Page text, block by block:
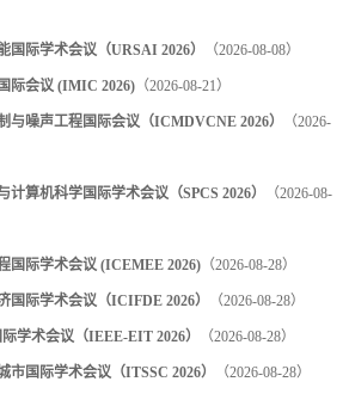
国际学术会议（URSAI 2026） （2026-08-08）
际会议 (IMIC 2026)（2026-08-21）
与噪声工程国际会议（ICMDVCNE 2026） （2026-
算机科学国际学术会议（SPCS 2026） （2026-08-
国际学术会议 (ICEMEE 2026)（2026-08-28）
国际学术会议（ICIFDE 2026） （2026-08-28）
学术会议（IEEE-EIT 2026） （2026-08-28）
国际学术会议（ITSSC 2026） （2026-08-28）